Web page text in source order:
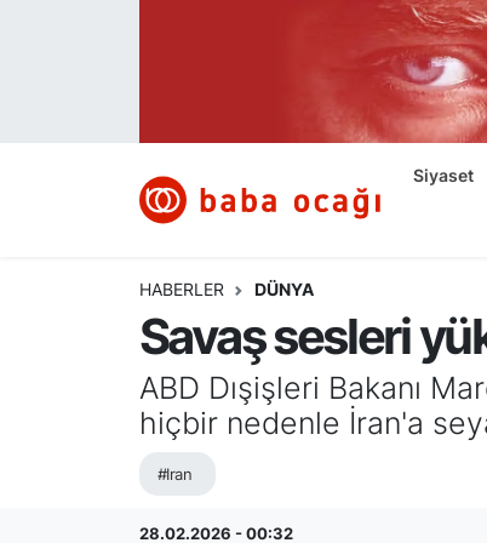
Siyaset
HABERLER DÜNYA
Savaş sesleri
ABD Dışişleri Bakanı
hiçbir nedenle İran'a
#Iran
28.02.2026 - 00:32
Ekonomi
Kültür ve Sanat
Bilim ve Teknoloji
Yazı Dizisi
Namaz Vakitleri
Trafik Durumu
Süper Lig Puan Durumu ve Fikstür
Tüm Manşetler
Son Dakika Haberleri
Haber Arşivi